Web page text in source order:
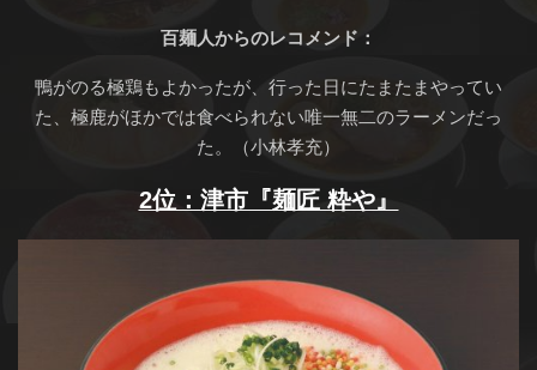
百麺人からのレコメンド：
鴨がのる極鶏もよかったが、行った日にたまたまやってい
た、極鹿がほかでは食べられない唯一無二のラーメンだっ
た。（小林孝充）
2位：津市『麺匠 粋や』